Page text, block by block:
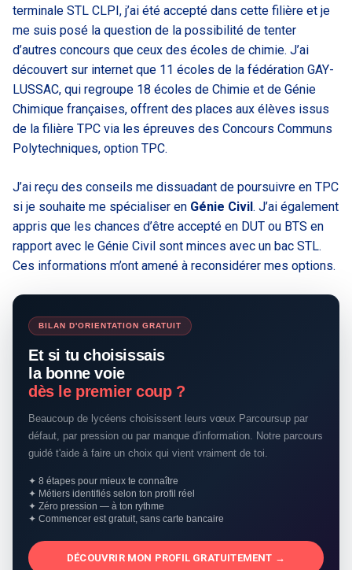
terminale STL CLPI, j’ai été accepté dans cette filière et je
me suis posé la question de la possibilité de tenter
d’autres concours que ceux des écoles de chimie. J’ai
découvert sur internet que 11 écoles de la fédération GAY-
LUSSAC, qui regroupe 18 écoles de Chimie et de Génie
Chimique françaises, offrent des places aux élèves issus
de la filière TPC via les épreuves des Concours Communs
Polytechniques, option TPC.
J’ai reçu des conseils me dissuadant de poursuivre en TPC
si je souhaite me spécialiser en Génie Civil . J’ai également
appris que les chances d’être accepté en DUT ou BTS en
rapport avec le Génie Civil sont minces avec un bac STL.
Ces informations m’ont amené à reconsidérer mes options.
BILAN D'ORIENTATION GRATUIT
Et si tu choisissais
la bonne voie
dès le premier coup ?
Beaucoup de lycéens choisissent leurs vœux Parcoursup par
défaut, par pression ou par manque d'information. Notre parcours
guidé t'aide à faire un choix qui vient vraiment de toi.
✦ 8 étapes pour mieux te connaître
✦ Métiers identifiés selon ton profil réel
✦ Zéro pression — à ton rythme
✦ Commencer est gratuit, sans carte bancaire
DÉCOUVRIR MON PROFIL GRATUITEMENT →